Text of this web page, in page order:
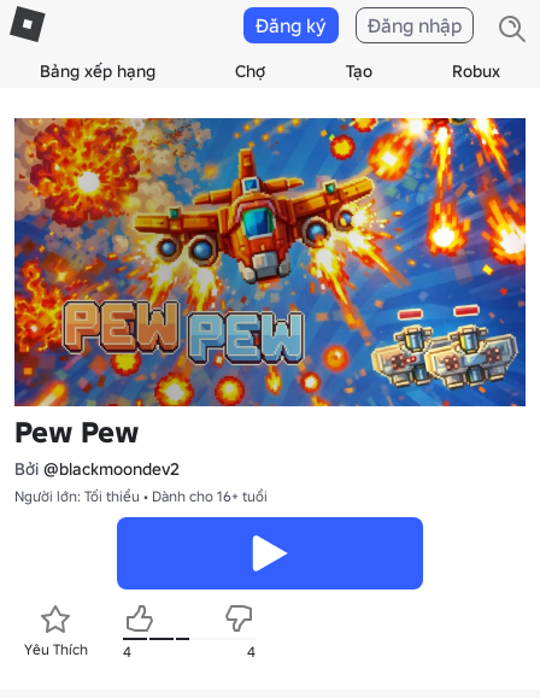
Bảng xếp hạng Chợ Tạo Robux
Đăng ký Đăng nhập
Pew Pew
Bởi @blackmoondev2
Người lớn: Tối thiểu • Dành cho 16+ tuổi
Yêu Thích 4 4